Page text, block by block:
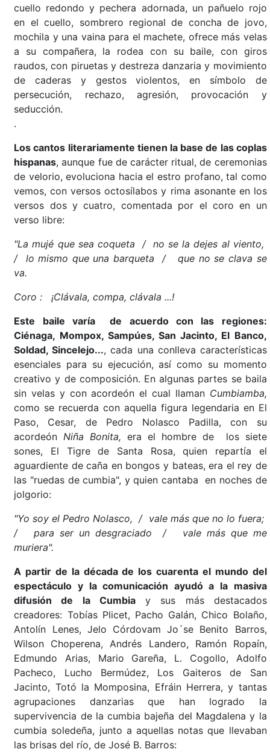
cuello redondo y pechera adornada, un pañuelo rojo
en el cuello, sombrero regional de concha de jovo,
mochila y una vaina para el machete, ofrece más velas
a su compañera, la rodea con su baile, con giros
raudos, con piruetas y destreza danzaria y movimiento
de caderas y gestos violentos, en símbolo de
persecución, rechazo, agresión, provocación y
.
Los cantos literariamente tienen la base de las coplas
hispanas, aunque fue de carácter ritual, de ceremonias
de velorio, evoluciona hacia el estro profano, tal como
vemos, con versos octosílabos y rima asonante en los
versos dos y cuatro, comentada por el coro en un
verso libre:
"La mujé que sea coqueta / no se la dejes al viento,
/ lo mismo que una barqueta / que no se clava se
va.
Coro : ¡Clávala, compa, clávala ...!
Este baile varía de acuerdo con las regiones:
Ciénaga, Mompox, Sampúes, San Jacinto, El Banco,
Soldad, Sincelejo..., cada una conlleva características
esenciales para su ejecución, así como su momento
creativo y de composición. En algunas partes se baila
sin velas y con acordeón el cual llaman Cumbiamba,
como se recuerda con aquella figura legendaria en El
Paso, Cesar, de Pedro Nolasco Padilla, con su
acordeónNiña Bonita,era el hombre de los siete
sones, El Tigre de Santa Rosa, quien repartía el
aguardiente de caña en bongos y bateas, era el rey de
las "ruedas de cumbia", y quien cantaba en noches de
jolgorio:
"Yo soy el Pedro Nolasco, / vale más que no lo fuera;
/ para ser un desgraciado / vale más que me
muriera".
A partir de la década de los cuarenta el mundo del
espectáculo y la comunicación ayudó a la masiva
difusión de la Cumbiay sus más destacados
creadores: Tobías Plicet, Pacho Galán, Chico Bolaño,
Antolín Lenes, Jelo Córdovam Jo´se Benito Barros,
Wilson Choperena, Andrés Landero, Ramón Ropaín,
Edmundo Arias, Mario Gareña, L. Cogollo, Adolfo
Pacheco, Lucho Bermúdez, Los Gaiteros de San
Jacinto, Totó la Momposina, Efráin Herrera, y tantas
agrupaciones danzarias que han logrado la
supervivencia de la cumbia bajeña del Magdalena y la
cumbia soledeña, junto a aquellas notas que llevaban
las brisas del río, de José B. Barros: